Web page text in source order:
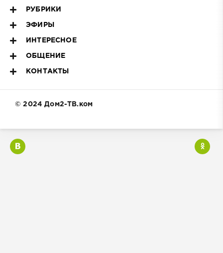
РУБРИКИ
ЭФИРЫ
ИНТЕРЕСНОЕ
ОБЩЕНИЕ
КОНТАКТЫ
© 2024 Дом2-ТВ.ком